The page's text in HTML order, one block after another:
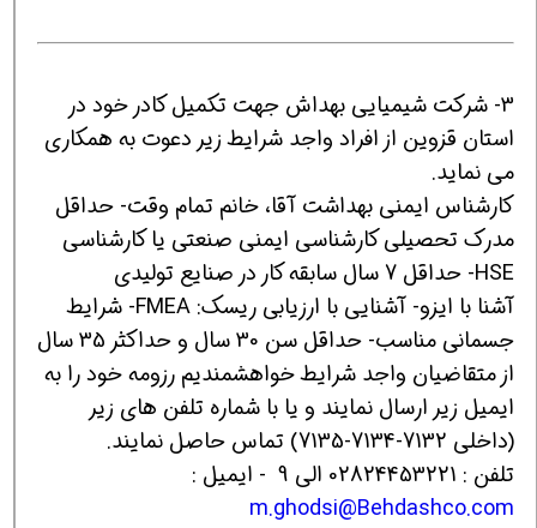
3- شرکت شیمیایی بهداش جهت تکمیل کادر خود در
استان قزوین از افراد واجد شرایط زیر دعوت به همکاری
می نماید.
کارشناس ایمنی بهداشت آقا، خانم تمام وقت- حداقل
مدرک تحصیلی کارشناسی ایمنی صنعتی یا کارشناسی
HSE- حداقل 7 سال سابقه کار در صنایع تولیدی
آشنا با ایزو- آشنایی با ارزیابی ریسک: FMEA- شرایط
جسمانی مناسب- حداقل سن 30 سال و حداکثر 35 سال
از متقاضیان واجد شرایط خواهشمندیم رزومه خود را به
ایمیل زیر ارسال نمایند و یا با شماره تلفن‌ های زیر
(داخلی 7132-7134-7135) تماس حاصل نمایند.
تلفن : 02824453221 الی 9 - ایمیل :
m.ghodsi@Behdashco.com